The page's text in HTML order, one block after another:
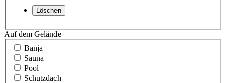
Auf dem Gelände
Banja
Sauna
Pool
Schutzdach